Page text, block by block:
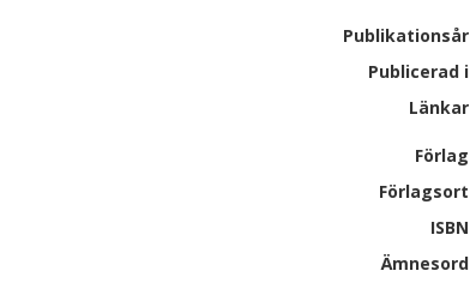
Publikationsår
Publicerad i
Länkar
Förlag
Förlagsort
ISBN
Ämnesord